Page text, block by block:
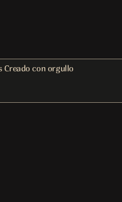
Creado con orgullo